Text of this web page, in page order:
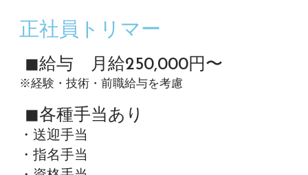
正社員トリマー
◼︎給与 月給250,000円〜
※経験・技術・前職給与を考慮
◼︎各種手当あり
・送迎手当
・指名手当